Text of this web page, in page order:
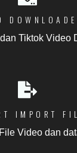
Tiktok Video
IMPORT
Video dan